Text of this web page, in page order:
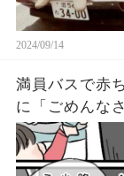
2024/09/14
満員バスで赤
に「ごめんな
グを開けた